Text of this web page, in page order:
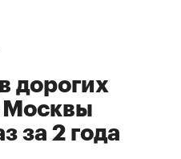
дорогих
Москвы
за 2 года